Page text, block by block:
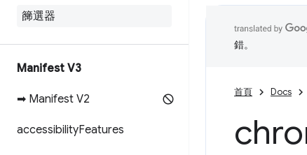
Manifest V3
➡ Manifest V2
accessibilityFeatures
錯。
首頁 Docs